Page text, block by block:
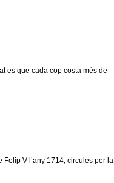
es que cada cop costa més de
Felip V l’any 1714, circules per la